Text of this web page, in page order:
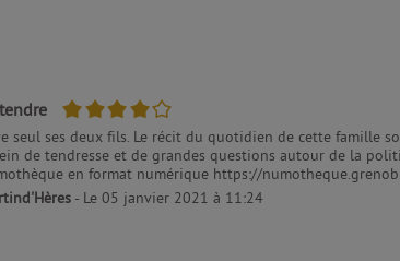
4/5
seul ses deux fils. Le récit du quotidien de cette famille
de tendresse et de grandes questions autour de la
en format numérique https://
- Le 05 janvier 2021 à 11:24